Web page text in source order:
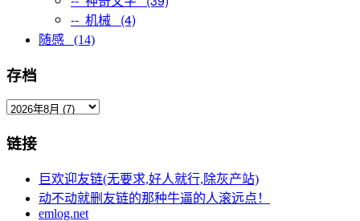
-- 机械 (4)
随感 (14)
存档
链接
巨欢迎友链(无要求,好人就行,除灰产站)
动不动就删友链的那种牛逼的人滚远点！
emlog.net